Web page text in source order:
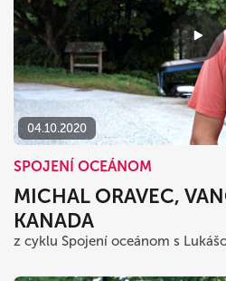
04.10.2020
SPOJENÍ OCEÁNOM
MICHAL ORAVEC,
KANADA
z cyklu Spojení oceánom s